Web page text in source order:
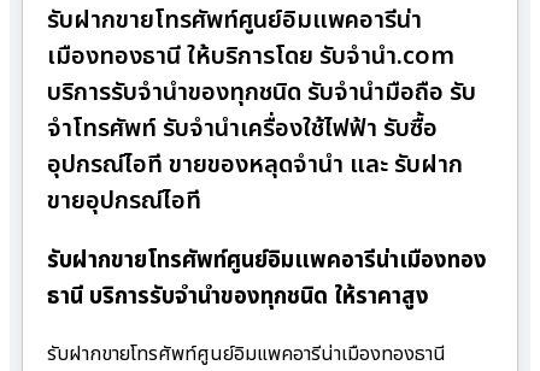
รับฝากขายโทรศัพท์ศูนย์อิมแพคอารีน่า
เมืองทองธานี ให้บริการโดย รับจํานํา.com
บริการรับจำนำของทุกชนิด รับจำนำมือถือ รับ
จำโทรศัพท์ รับจำนำเครื่องใช้ไฟฟ้า รับซื้อ
อุปกรณ์ไอที ขายของหลุดจำนำ และ รับฝาก
ขายอุปกรณ์ไอที
รับฝากขายโทรศัพท์ศูนย์อิมแพคอารีน่าเมืองทอง
ธานี บริการรับจำนำของทุกชนิด ให้ราคาสูง
รับฝากขายโทรศัพท์ศูนย์อิมแพคอารีน่าเมืองทองธานี